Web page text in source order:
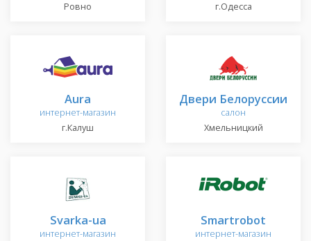
Ровно
г.Одесса
Aura
интернет-магазин
г.Калуш
Двери Белоруссии
салон
Хмельницкий
Svarka-ua
интернет-магазин
Smartrobot
интернет-магазин